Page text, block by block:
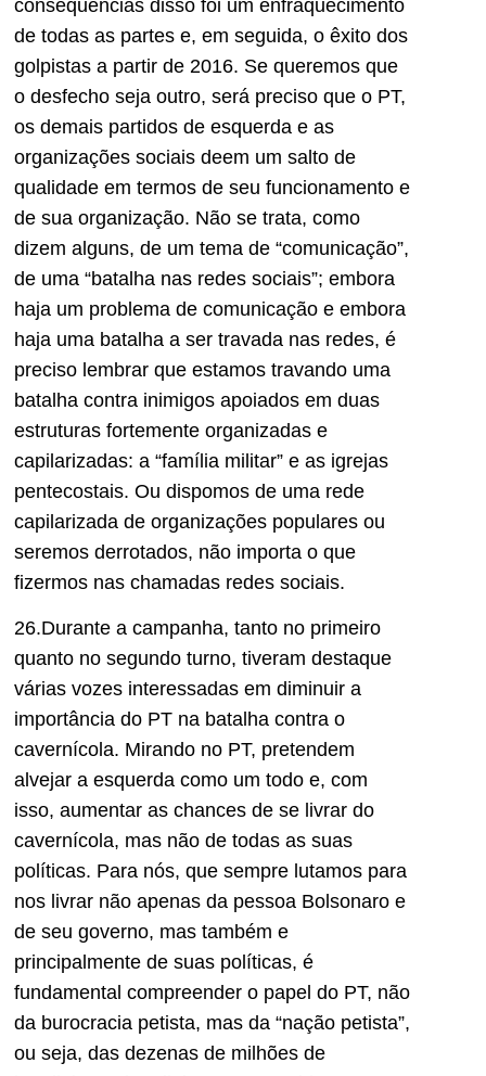
consequências disso foi um enfraquecimento
de todas as partes e, em seguida, o êxito dos
golpistas a partir de 2016. Se queremos que
o desfecho seja outro, será preciso que o PT,
os demais partidos de esquerda e as
organizações sociais deem um salto de
qualidade em termos de seu funcionamento e
de sua organização. Não se trata, como
dizem alguns, de um tema de “comunicação”,
de uma “batalha nas redes sociais”; embora
haja um problema de comunicação e embora
haja uma batalha a ser travada nas redes, é
preciso lembrar que estamos travando uma
batalha contra inimigos apoiados em duas
estruturas fortemente organizadas e
capilarizadas: a “família militar” e as igrejas
pentecostais. Ou dispomos de uma rede
capilarizada de organizações populares ou
seremos derrotados, não importa o que
fizermos nas chamadas redes sociais.
26.Durante a campanha, tanto no primeiro
quanto no segundo turno, tiveram destaque
várias vozes interessadas em diminuir a
importância do PT na batalha contra o
cavernícola. Mirando no PT, pretendem
alvejar a esquerda como um todo e, com
isso, aumentar as chances de se livrar do
cavernícola, mas não de todas as suas
políticas. Para nós, que sempre lutamos para
nos livrar não apenas da pessoa Bolsonaro e
de seu governo, mas também e
principalmente de suas políticas, é
fundamental compreender o papel do PT, não
da burocracia petista, mas da “nação petista”,
ou seja, das dezenas de milhões de